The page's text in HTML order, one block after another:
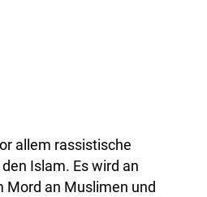
allem rassistische
Islam. Es wird an
Mord an Muslimen und